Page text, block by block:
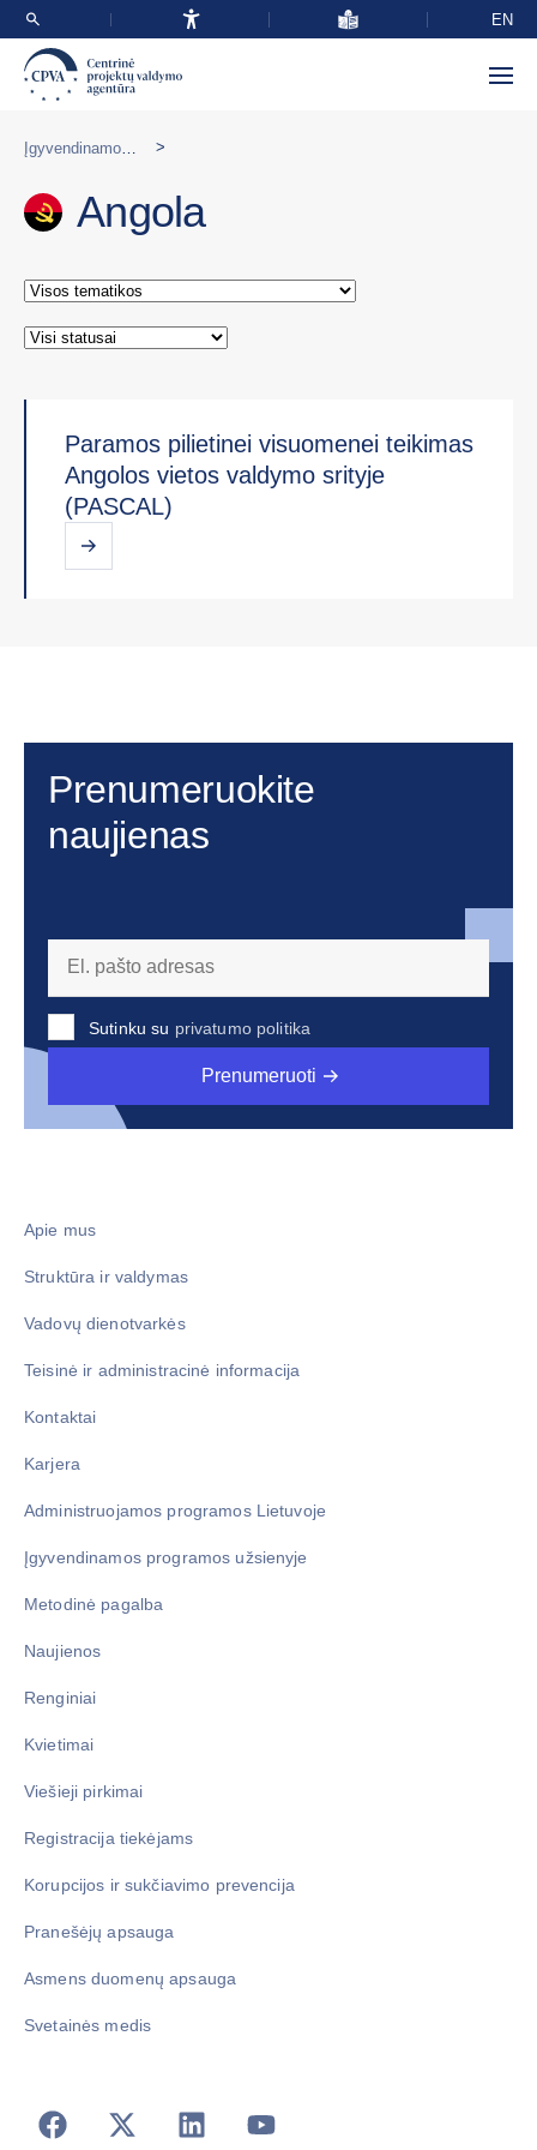
EN
>
Angola
Paramos pilietinei visuomenei teikimas
Angolos vietos valdymo srityje
(PASCAL)
Prenumeruokite
naujienas
Sutinku su privatumo politika
Prenumeruoti
Apie mus
Struktūra ir valdymas
Vadovų dienotvarkės
Teisinė ir administracinė informacija
Kontaktai
Karjera
Administruojamos programos Lietuvoje
Įgyvendinamos programos užsienyje
Metodinė pagalba
Naujienos
Renginiai
Kvietimai
Viešieji pirkimai
Registracija tiekėjams
Korupcijos ir sukčiavimo prevencija
Pranešėjų apsauga
Asmens duomenų apsauga
Svetainės medis